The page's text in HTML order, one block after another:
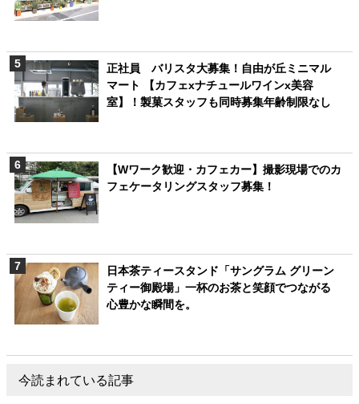
正社員 バリスタ大募集！自由が丘ミニマル
マート 【カフェxナチュールワインx美容
室】！製菓スタッフも同時募集年齢制限なし
【Wワーク歓迎・カフェカー】撮影現場でのカ
フェケータリングスタッフ募集！
日本茶ティースタンド「サングラム グリーン
ティー御殿場」一杯のお茶と笑顔でつながる
心豊かな瞬間を。
今読まれている記事